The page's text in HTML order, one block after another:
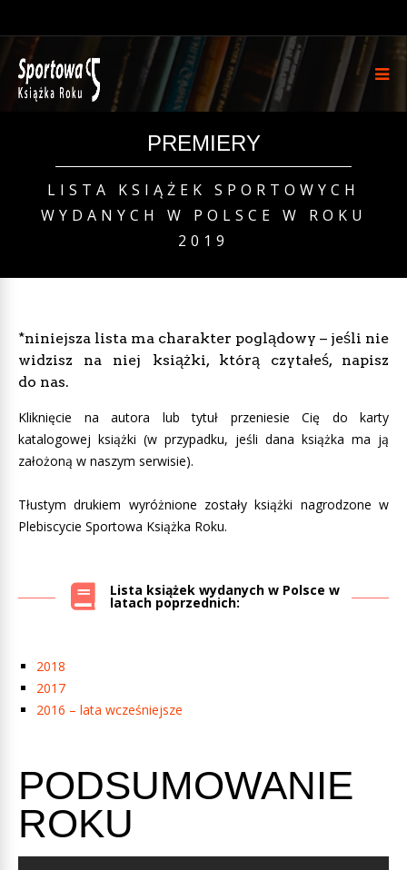
PREMIERY
LISTA KSIĄŻEK SPORTOWYCH
WYDANYCH W POLSCE W ROKU
2019
*niniejsza lista ma charakter poglądowy – jeśli nie
widzisz na niej książki, którą czytałeś, napisz
do nas.
Kliknięcie na autora lub tytuł przeniesie Cię do karty
katalogowej książki (w przypadku, jeśli dana książka ma ją
założoną w naszym serwisie).
Tłustym drukiem wyróżnione zostały książki nagrodzone w
Plebiscycie Sportowa Książka Roku.
Lista książek wydanych w Polsce w
latach poprzednich:
2018
2017
2016 – lata wcześniejsze
PODSUMOWANIE
ROKU